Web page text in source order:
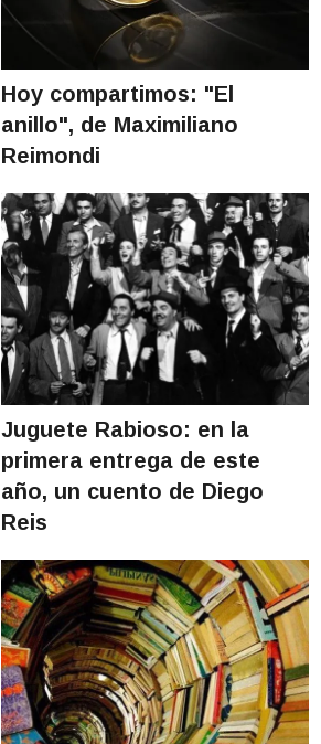
Hoy compartimos: "El
anillo", de Maximiliano
Reimondi
Juguete Rabioso: en la
primera entrega de este
año, un cuento de Diego
Reis